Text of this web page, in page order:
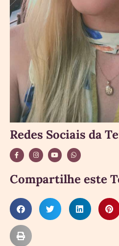
Redes Sociais da
Compartilhe este